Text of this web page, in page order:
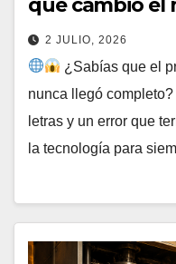
2 JULIO, 2026
¿Sabías que el
nunca llegó
letras y un error que
la tecnología para